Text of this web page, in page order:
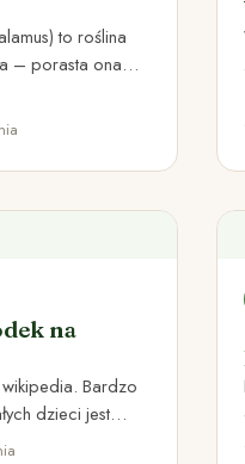
to roślina
– porasta ona
na
Bardzo
dzieci jest
salicylanów